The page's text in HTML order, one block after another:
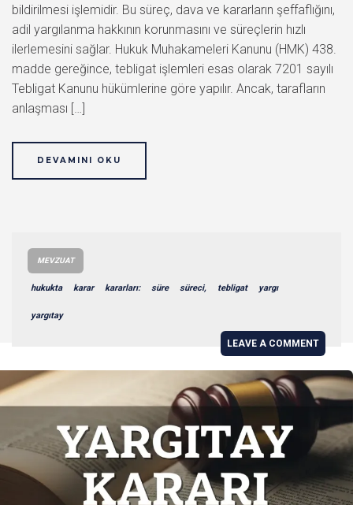
bildirilmesi işlemidir. Bu süreç, dava ve kararların şeffaflığını,
adil yargılanma hakkının korunmasını ve süreçlerin hızlı
ilerlemesini sağlar. Hukuk Muhakameleri Kanunu (HMK) 438.
madde gereğince, tebligat işlemleri esas olarak 7201 sayılı
Tebligat Kanunu hükümlerine göre yapılır. Ancak, tarafların
anlaşması […]
DEVAMINI OKU
MEVZUAT
hukukta karar kararları: süre süreci, tebligat yargı
yargıtay
LEAVE A COMMENT